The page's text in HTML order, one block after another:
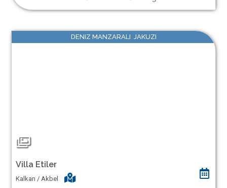
DENIZ MANZARALI JAKUZI
Villa Etiler
Kalkan / Akbel